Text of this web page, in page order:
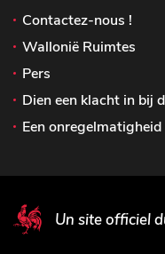
Contactez-nous !
Wallonië Ruimtes
Pers
Dien een klacht in bij
Een
Un site officiel